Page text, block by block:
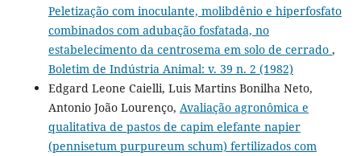
Peletização com inoculante, molibdênio e hiperfosfato
combinados com adubação fosfatada, no
estabelecimento da centrosema em solo de cerrado ,
Boletim de Indústria Animal: v. 39 n. 2 (1982)
Edgard Leone Caielli, Luis Martins Bonilha Neto,
Antonio João Lourenço, Avaliação agronômica e
qualitativa de pastos de capim elefante napier
(pennisetum purpureum schum) fertilizados com